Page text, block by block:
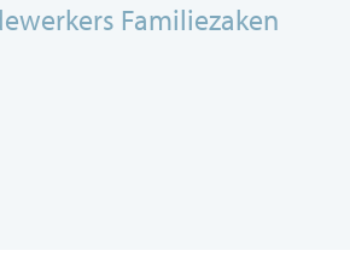
Familiezaken